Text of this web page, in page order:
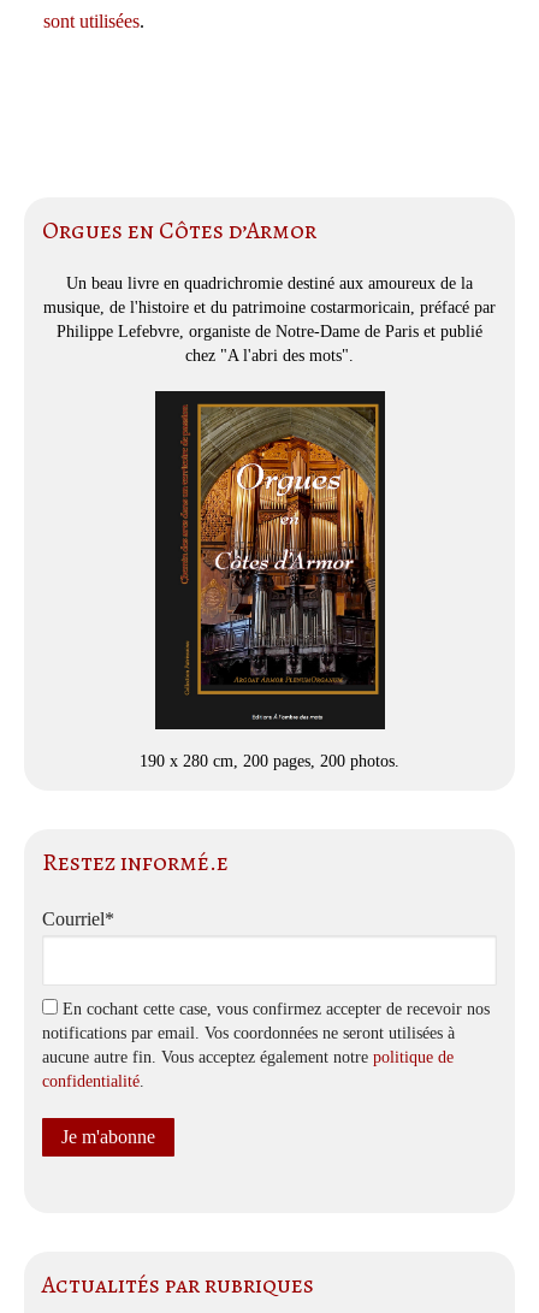
sont utilisées.
Orgues en Côtes d’Armor
Un beau livre en quadrichromie destiné aux amoureux de la
musique, de l'histoire et du patrimoine costarmoricain, préfacé par
Philippe Lefebvre, organiste de Notre-Dame de Paris et publié
chez "A l'abri des mots".
190 x 280 cm, 200 pages, 200 photos.
Restez informé.e
Courriel*
En cochant cette case, vous confirmez accepter de recevoir nos
notifications par email. Vos coordonnées ne seront utilisées à
aucune autre fin. Vous acceptez également notre politique de
confidentialité
Actualités par rubriques